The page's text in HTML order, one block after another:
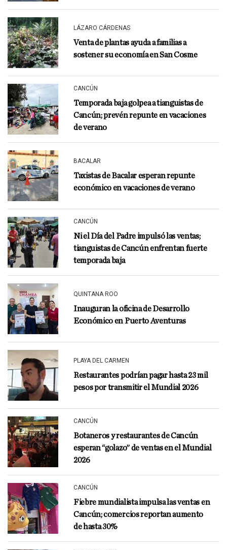
LÁZARO CÁRDENAS
Venta de plantas ayuda a familias a
sostener su economía en San Cosme
CANCÚN
Temporada baja golpea a tianguistas de
Cancún; prevén repunte en vacaciones
de verano
BACALAR
Taxistas de Bacalar esperan repunte
económico en vacaciones de verano
CANCÚN
Ni el Día del Padre impulsó las ventas;
tianguistas de Cancún enfrentan fuerte
temporada baja
QUINTANA ROO
Inauguran la oficina de Desarrollo
Económico en Puerto Aventuras
PLAYA DEL CARMEN
Restaurantes podrían pagar hasta 23 mil
pesos por transmitir el Mundial 2026
CANCÚN
Botaneros y restaurantes de Cancún
esperan “golazo” de ventas en el Mundial
2026
CANCÚN
Fiebre mundialista impulsa las ventas en
Cancún; comercios reportan aumento
de hasta 30%